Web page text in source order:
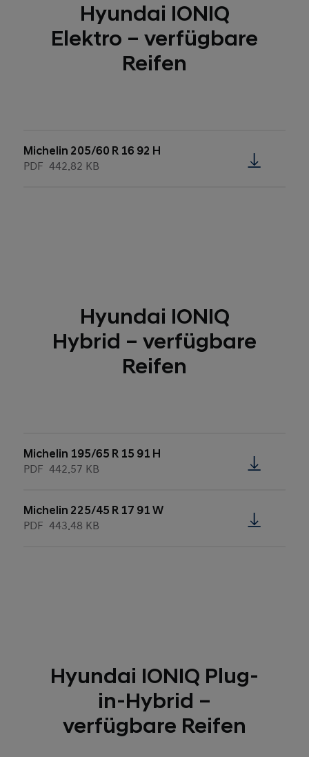
Hyundai IONIQ
Elektro – verfügbare
Reifen
Michelin 205/60 R 16 92 H
PDF 442.82 KB
Hyundai IONIQ
Hybrid – verfügbare
Reifen
Michelin 195/65 R 15 91 H
PDF 442.57 KB
Michelin 225/45 R 17 91 W
PDF 443.48 KB
Hyundai IONIQ Plug-
in-Hybrid –
verfügbare Reifen